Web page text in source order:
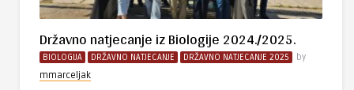
Državno natjecanje iz Biologije 2024./2025.
BIOLOGIJA DRŽAVNO NATJECANJE DRŽAVNO NATJECANJE 2025
by
mmarceljak